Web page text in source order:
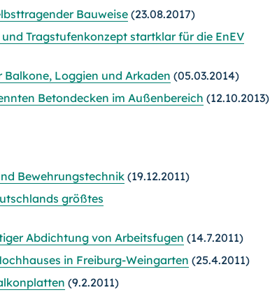
Bauweise (23.08.2017)
Tragstufenkonzept startklar für die EnEV
Loggien und Arkaden (05.03.2014)
Betondecken im Außenbereich (12.10.2013)
Bewehrungstechnik (19.12.2011)
größtes
Abdichtung von Arbeitsfugen (14.7.2011)
in Freiburg-Weingarten (25.4.2011)
(9.2.2011)